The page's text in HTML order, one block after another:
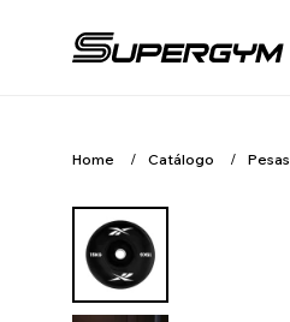
Home Catálogo Pesas